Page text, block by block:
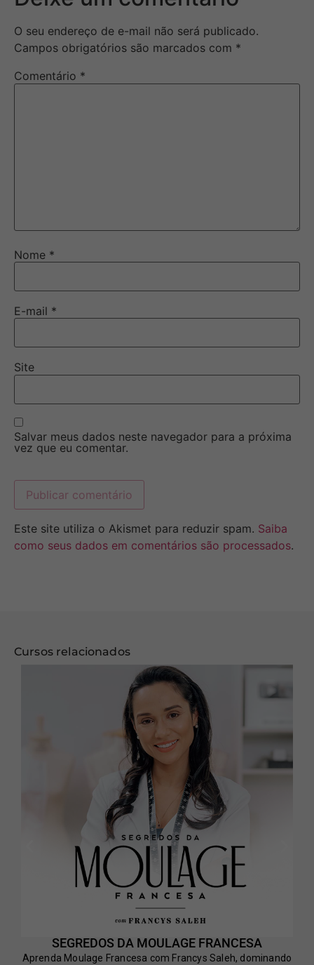
O seu endereço de e-mail não será publicado.
Campos obrigatórios são marcados com *
Comentário *
Nome *
E-mail *
Site
Salvar meus dados neste navegador para a próxima
vez que eu comentar.
Este site utiliza o Akismet para reduzir spam. Saiba
como seus dados em comentários são processados.
Cursos relacionados
SEGREDOS DA MOULAGE FRANCESA
Aprenda Moulage Francesa com Francys Saleh, dominando